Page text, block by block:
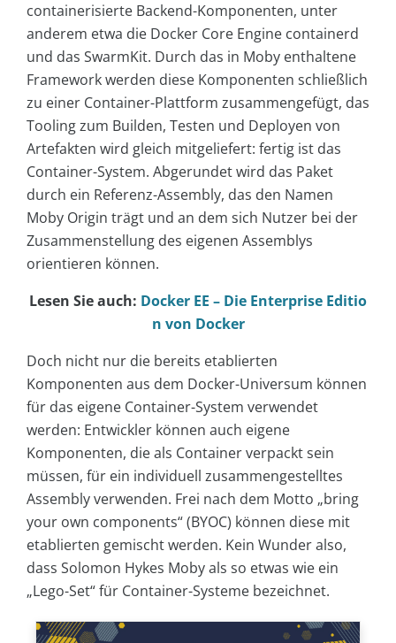
containerisierte Backend-Komponenten, unter
anderem etwa die Docker Core Engine containerd
und das SwarmKit. Durch das in Moby enthaltene
Framework werden diese Komponenten schließlich
zu einer Container-Plattform zusammengefügt, das
Tooling zum Builden, Testen und Deployen von
Artefakten wird gleich mitgeliefert: fertig ist das
Container-System. Abgerundet wird das Paket
durch ein Referenz-Assembly, das den Namen
Moby Origin trägt und an dem sich Nutzer bei der
Zusammenstellung des eigenen Assemblys
orientieren können.
Lesen Sie auch: Docker EE – Die Enterprise Editio
n von Docker
Doch nicht nur die bereits etablierten
Komponenten aus dem Docker-Universum können
für das eigene Container-System verwendet
werden: Entwickler können auch eigene
Komponenten, die als Container verpackt sein
müssen, für ein individuell zusammengestelltes
Assembly verwenden. Frei nach dem Motto „bring
your own components“ (BYOC) können diese mit
etablierten gemischt werden. Kein Wunder also,
dass Solomon Hykes Moby als so etwas wie ein
„Lego-Set“ für Container-Systeme bezeichnet.